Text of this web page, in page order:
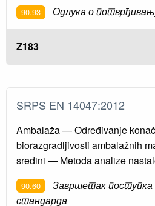
90.93 Одлука о
Z183
SRPS EN 14047:2012
Ambalaža — Određivanje
biorazgradljivosti ambalažnih
sredini — Metoda analize
90.60
Завршетак
стандарда